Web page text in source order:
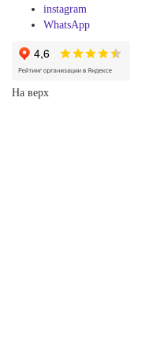
instagram
WhatsApp
На верх